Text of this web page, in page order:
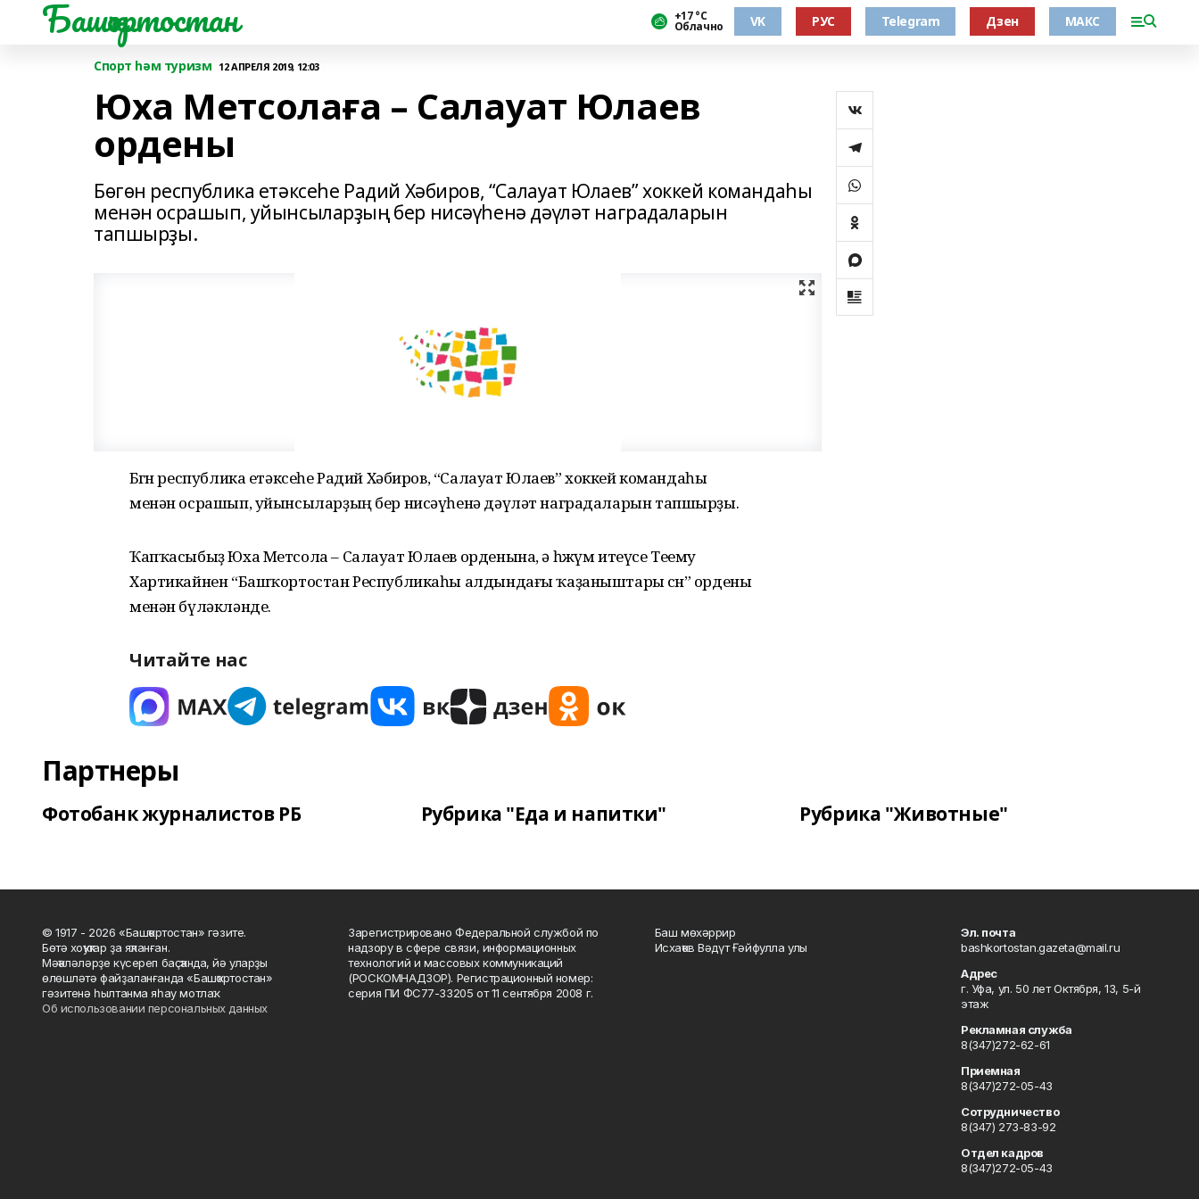
Башҡортостан +17 °С
Облачно VK РУС Telegram Дзен МАКС
Спорт һәм туризм 12 АПРЕЛЯ 2019, 12:03
Юха Метсолаға – Салауат Юлаев
ордены
Бөгөн республика етәксеһе Радий Хәбиров, “Салауат Юлаев” хоккей командаһы
менән осрашып, уйынсыларҙың бер нисәүһенә дәүләт наградаларын
тапшырҙы.
Бөгөн республика етәксеһе Радий Хәбиров, “Салауат Юлаев” хоккей командаһы
менән осрашып, уйынсыларҙың бер нисәүһенә дәүләт наградаларын тапшырҙы.
Ҡапҡасыбыҙ Юха Метсола – Салауат Юлаев орденына, ә һөжүм итеүсе Теему
Хартикайнен “Башҡортостан Республикаһы алдындағы ҡаҙаныштары өсөн” ордены
менән бүләкләнде.
Читайте нас
Партнеры
Фотобанк журналистов РБ Рубрика "Еда и напитки" Рубрика "Животные"
© 1917 - 2026 «Башҡортостан» гәзите.
Бөтә хоҡуҡтар ҙа яҡланған.
Мәҡәләләрҙе күсереп баҫҡанда, йә уларҙы
өлөшләтә файҙаланғанда «Башҡортостан»
гәзитенә һылтанма яһау мотлаҡ.
Об использовании персональных данных
Зарегистрировано Федеральной службой по
надзору в сфере связи, информационных
технологий и массовых коммуникаций
(РОСКОМНАДЗОР). Регистрационный номер:
серия ПИ ФС77-33205 от 11 сентября 2008 г.
Баш мөхәррир
Исхаҡов Вәдүт Ғәйфулла улы
Эл. почта
bashkortostan.gazeta@mail.ru
Адрес
г. Уфа, ул. 50 лет Октября, 13, 5-й
этаж
Рекламная служба
8(347)272-62-61
Приемная
8(347)272-05-43
Сотрудничество
8(347) 273-83-92
Отдел кадров
8(347)272-05-43